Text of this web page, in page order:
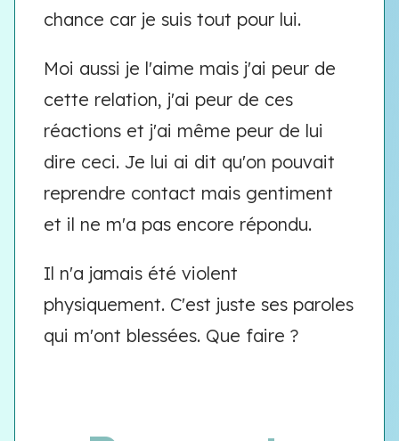
chance car je suis tout pour lui.
Moi aussi je l'aime mais j'ai peur de
cette relation, j'ai peur de ces
réactions et j'ai même peur de lui
dire ceci. Je lui ai dit qu'on pouvait
reprendre contact mais gentiment
et il ne m'a pas encore répondu.
Il n'a jamais été violent
physiquement. C'est juste ses paroles
qui m'ont blessées. Que faire ?